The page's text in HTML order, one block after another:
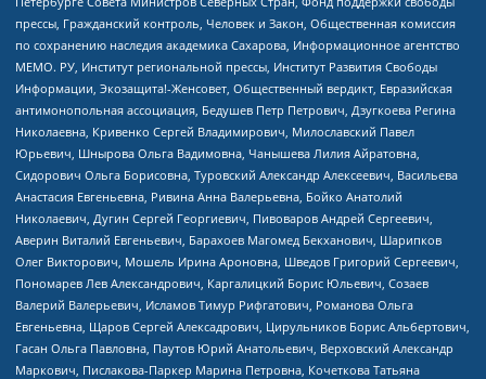
прессы, Гражданский контроль, Человек и Закон, Общественная комиссия
по сохранению наследия академика Сахарова, Информационное агентство
МЕМО. РУ, Институт региональной прессы, Институт Развития Свободы
Информации, Экозащита!-Женсовет, Общественный вердикт, Евразийская
антимонопольная ассоциация, Бедушев Петр Петрович, Дзугкоева Регина
Николаевна, Кривенко Сергей Владимирович, Милославский Павел
Юрьевич, Шнырова Ольга Вадимовна, Чанышева Лилия Айратовна,
Сидорович Ольга Борисовна, Туровский Александр Алексеевич, Васильева
Анастасия Евгеньевна, Ривина Анна Валерьевна, Бойко Анатолий
Николаевич, Дугин Сергей Георгиевич, Пивоваров Андрей Сергеевич,
Аверин Виталий Евгеньевич, Барахоев Магомед Бекханович, Шарипков
Олег Викторович, Мошель Ирина Ароновна, Шведов Григорий Сергеевич,
Пономарев Лев Александрович, Каргалицкий Борис Юльевич, Созаев
Валерий Валерьевич, Исламов Тимур Рифгатович, Романова Ольга
Евгеньевна, Щаров Сергей Алексадрович, Цирульников Борис Альбертович,
Гасан Ольга Павловна, Паутов Юрий Анатольевич, Верховский Александр
Маркович, Пислакова-Паркер Марина Петровна, Кочеткова Татьяна